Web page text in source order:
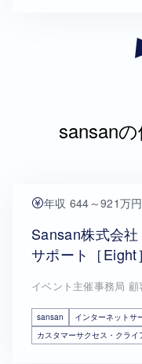
sansan
年収 644～921万円
Sansan株式会
サポート［Eight］
イベント主催事務局 顧
sansan
インターネットサ
カスタマーサクセス・クライ